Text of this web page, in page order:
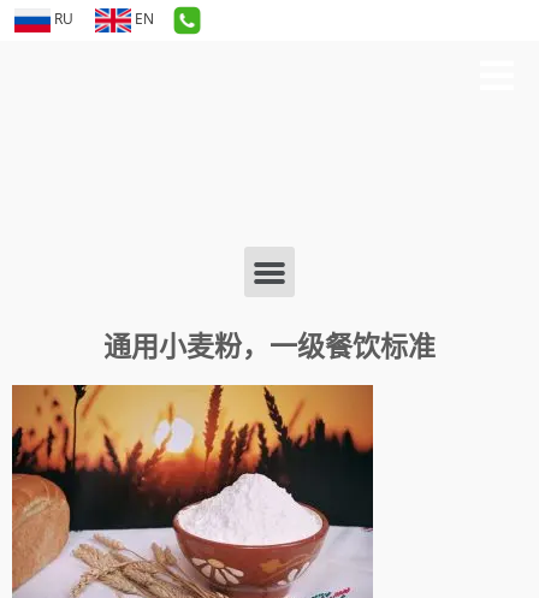
RU EN
通用小麦粉，一级餐饮标准